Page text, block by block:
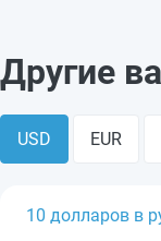
получите точный
Другие
USD EUR
10 долларов в